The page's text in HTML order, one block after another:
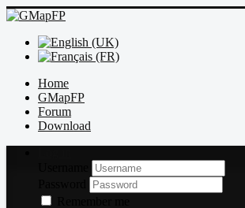
Home
GMapFP
Forum
Download